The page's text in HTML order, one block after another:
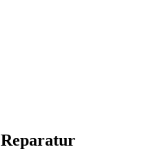
Reparatur